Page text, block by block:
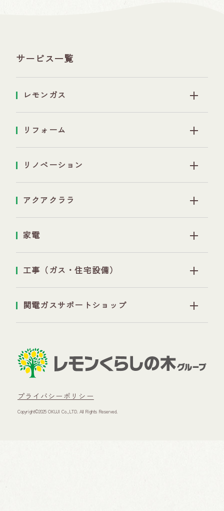
サービス一覧
レモンガス
リフォーム
リノベーション
アクアクララ
家電
工事（ガス・住宅設備）
関電ガスサポートショップ
プライバシーポリシー
Copyright©2025 OKUJI Co.,LTD. All Rights Reserved.